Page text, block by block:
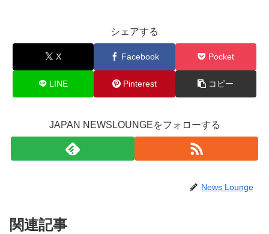
シェアする
X Facebook Pocket
LINE Pinterest コピー
JAPAN NEWSLOUNGEをフォローする
News Lounge
関連記事